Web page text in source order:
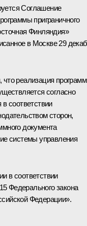
Соглашение
приграничного
Финляндия»
в Москве 29
реализация
согласно
соответствии
сторон,
документа
системы управления
в соответствии
Федерального закона
Федерации».